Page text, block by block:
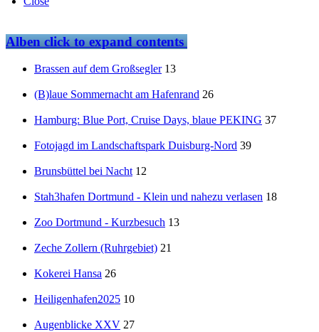
Albenclick to expand contents
Brassen auf dem Großsegler 13
(B)laue Sommernacht am Hafenrand 26
Hamburg: Blue Port, Cruise Days, blaue PEKING 37
Fotojagd im Landschaftspark Duisburg-Nord 39
Brunsbüttel bei Nacht 12
Stah3hafen Dortmund - Klein und nahezu verlasen 18
Zoo Dortmund - Kurzbesuch 13
Zeche Zollern (Ruhrgebiet) 21
Kokerei Hansa 26
Heiligenhafen2025 10
Augenblicke XXV 27